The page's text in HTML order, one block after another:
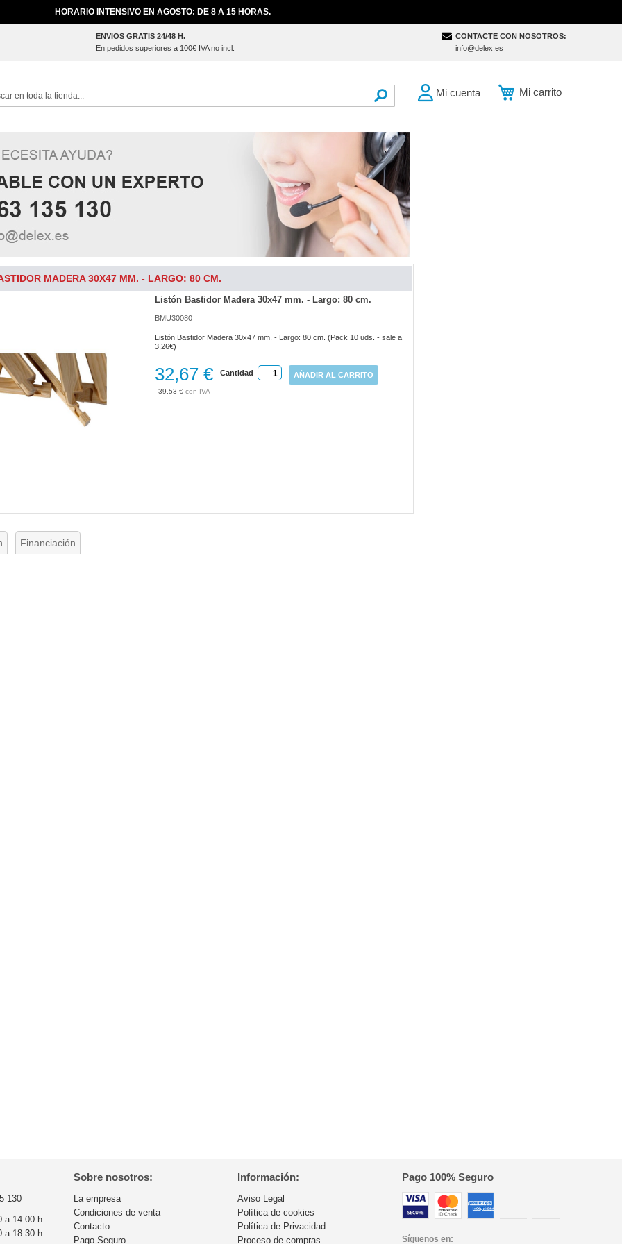
HORARIO INTENSIVO EN AGOSTO: DE 8 A 15 HORAS.
ENVIOS GRATIS 24/48 H.
En pedidos superiores a 100€ IVA no incl.
CONTACTE CON NOSOTROS:
info@delex.es
Mi carrito
Mi cuenta
MADERA 30X47 MM. - LARGO: 80 CM.
Listón Bastidor Madera 30x47 mm. - Largo: 80 cm.
BMU30080
Listón Bastidor Madera 30x47 mm. - Largo: 80 cm. (Pack 10 uds. - sale a
3,26€)
39,53 €
32,67 € Cantidad AÑADIR AL CARRITO
Financiación
130
a 14:00 h.
a 18:30 h.
Sobre nosotros:
La empresa
Condiciones de venta
Contacto
Pago Seguro
Información:
Aviso Legal
Política de cookies
Política de Privacidad
Proceso de compras
Pago 100% Seguro
Síguenos en: